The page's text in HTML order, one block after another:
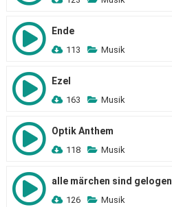
Ende
113 Musik
Ezel
163 Musik
Optik Anthem
118 Musik
alle märchen sind gelogen
126 Musik